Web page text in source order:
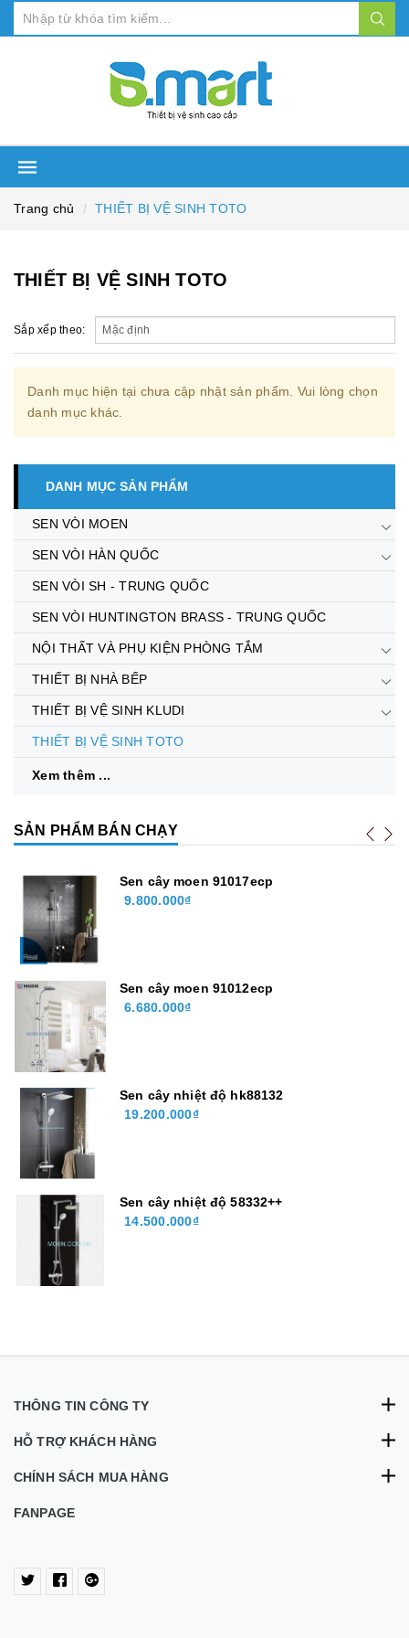
Trang chủ THIẾT BỊ VỆ SINH TOTO
THIẾT BỊ VỆ SINH TOTO
Sắp xếp theo:
Danh mục hiện tại chưa cập nhật sản phẩm. Vui lòng chọn
danh mục khác.
DANH MỤC SẢN PHẨM
SEN VÒI MOEN
SEN VÒI HÀN QUỐC
SEN VÒI SH - TRUNG QUỐC
SEN VÒI HUNTINGTON BRASS - TRUNG QUỐC
NỘI THẤT VÀ PHỤ KIỆN PHÒNG TẮM
THIẾT BỊ NHÀ BẾP
THIẾT BỊ VỆ SINH KLUDI
THIẾT BỊ VỆ SINH TOTO
Xem thêm ...
SẢN PHẨM BÁN CHẠY
Sen cây moen 91017ecp
9.800.000₫
Sen cây moen 91012ecp
6.680.000₫
Sen cây nhiệt độ hk88132
19.200.000₫
Sen cây nhiệt độ 58332++
14.500.000₫
THÔNG TIN CÔNG TY
HỖ TRỢ KHÁCH HÀNG
CHÍNH SÁCH MUA HÀNG
FANPAGE